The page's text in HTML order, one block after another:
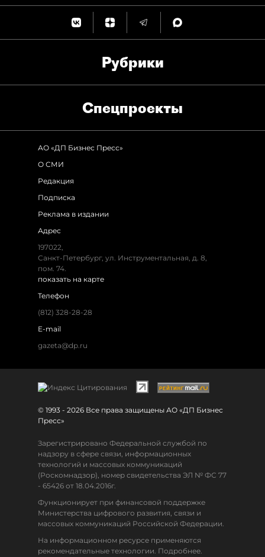
Рубрики
Спец­проекты
АО «ДП Бизнес Пресс»
О СМИ
Редакция
Подписка
Реклама в издании
Адрес
197022,
Санкт-Петербург, ул. Инструментальная, д. 8,
пом. 74.
показать на карте
Телефон
(812) 328-28-28
E-mail
gazeta@dp.ru
© 1993 - 2026 Все права защищены АО «ДП Бизнес
Пресс»
Зарегистрировано Федеральной службой по
надзору в сфере связи, информационных
технологий и массовых коммуникаций
(Роскомнадзор), номер свидетельства ЭЛ № ФС 77
- 65426 от 18.04.2016г.
Функционирует при финансовой поддержке
Министерства цифрового развития, связи и
массовых коммуникаций Российской Федерации.
На информационном ресурсе применяются
рекомендательные технологии. Подробнее.